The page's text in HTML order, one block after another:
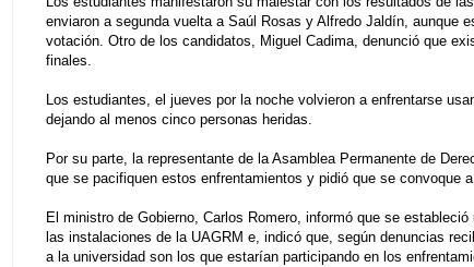
enviaron a segunda vuelta a Saúl Rosas y Alfredo Jaldín, aunque
votación. Otro de los candidatos, Miguel Cadima, denunció que
finales.
Los estudiantes, el jueves por la noche volvieron a enfrentarse
dejando al menos cinco personas heridas.
Por su parte, la representante de la Asamblea Permanente de
que se pacifiquen estos enfrentamientos y pidió que se convoque
El ministro de Gobierno, Carlos Romero, informó que se
las instalaciones de la UAGRM e, indicó que, según denuncias
a la universidad son los que estarían participando en los